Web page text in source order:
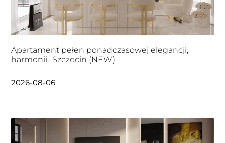
Apartament pełen ponadczasowej elegancji,
harmonii- Szczecin (NEW)
2026-08-06